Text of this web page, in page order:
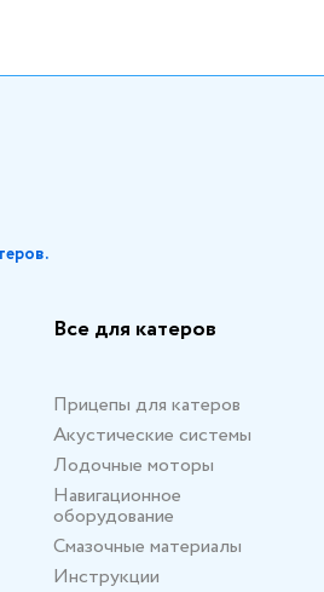
Все для катеров
Прицепы для катеров
Акустические системы
Лодочные моторы
Навигационное
оборудование
Смазочные материалы
Инструкции